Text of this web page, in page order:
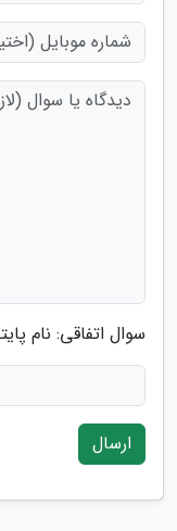
سوال اتفاقی: نام
ارسال